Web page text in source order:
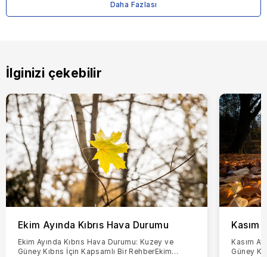
Daha Fazlası
İlginizi çekebilir
Ekim Ayında Kıbrıs Hava Durumu
Ekim Ayında Kıbrıs Hava Durumu: Kuzey ve
Güney Kıbrıs İçin Kapsamlı Bir RehberEkim
Kasım
Kasım
Güney